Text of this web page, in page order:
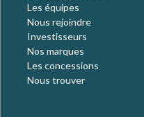
Les équipes
Nous rejoindre
Investisseurs
Nos marques
Les concessions
Nous trouver